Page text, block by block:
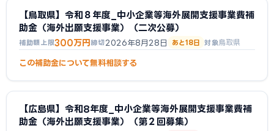
【鳥取県】令和８年度_中小企業等海外展開支援事業費補
助金（海外出願支援事業）（二次公募）
補助額上限300万円締切 2026年8月28日 あと18日 対象鳥取県
この補助金について無料相談する
【広島県】令和8年度_中小企業等海外展開支援事業費補
助金（海外出願支援事業）（第２回募集）